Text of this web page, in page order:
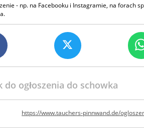
- np. na Facebooku i Instagramie, na forach
do ogłoszenia do schowka
https://www.tauchers-pinnwand.de/